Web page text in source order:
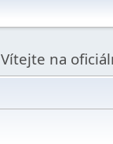
Vítejte na